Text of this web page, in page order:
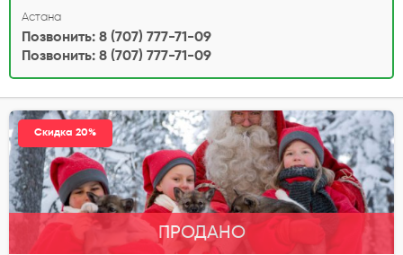
Астана
Позвонить: 8 (707) 777-71-09
Позвонить: 8 (707) 777-71-09
Скидка 20%
ПРОДАНО